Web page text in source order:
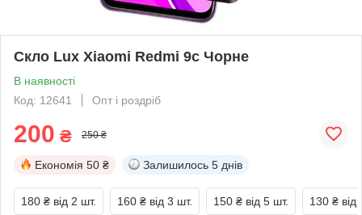
Скло Lux Xiaomi Redmi 9c Чорне
В наявності
Код: 12641
Опт і роздріб
200 ₴ 250 ₴
Економія 50 ₴ Залишилось 5 днів
180 ₴ від 2 шт. 160 ₴ від 3 шт. 150 ₴ від 5 шт. 130 ₴ від